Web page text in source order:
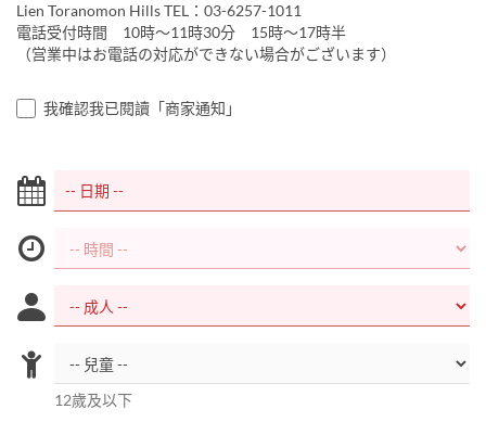
Lien Toranomon Hills TEL：03-6257-1011
電話受付時間 10時～11時30分 15時～17時半
（営業中はお電話の対応ができない場合がございます）
我確認我已閱讀「商家通知」
12歲及以下